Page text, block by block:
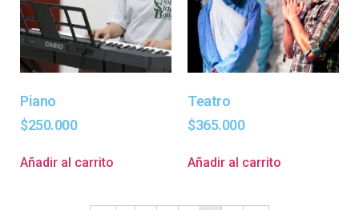
Piano
$250.000
Añadir al carrito
Teatro
$365.000
Añadir al carrito